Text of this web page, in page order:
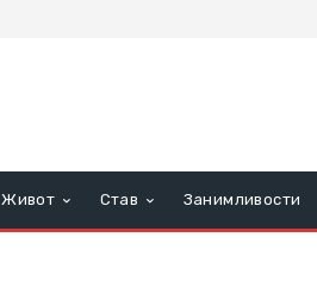
Живот Став Занимливости